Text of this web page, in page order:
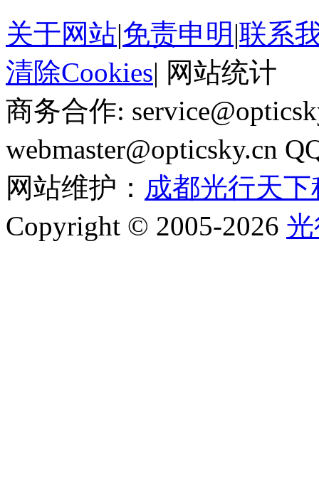
关于网站|免责申明 |联系
清除Cookies| 网站统计
商务合作:
webmaster@opticsky.cn
网站维护： 成都光行天
Copyright © 2005-2026